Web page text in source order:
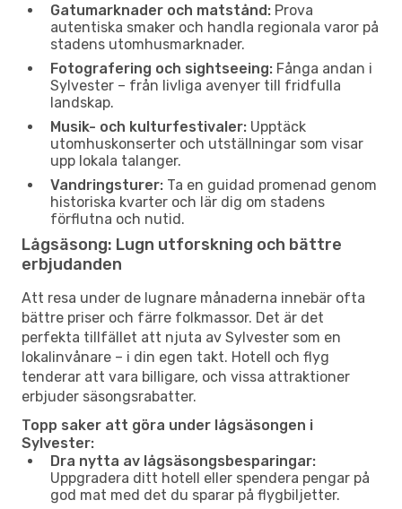
Gatumarknader och matstånd: Prova
autentiska smaker och handla regionala varor på
stadens utomhusmarknader.
Fotografering och sightseeing: Fånga andan i
Sylvester – från livliga avenyer till fridfulla
landskap.
Musik- och kulturfestivaler: Upptäck
utomhuskonserter och utställningar som visar
upp lokala talanger.
Vandringsturer: Ta en guidad promenad genom
historiska kvarter och lär dig om stadens
förflutna och nutid.
Lågsäsong: Lugn utforskning och bättre
erbjudanden
Att resa under de lugnare månaderna innebär ofta
bättre priser och färre folkmassor. Det är det
perfekta tillfället att njuta av Sylvester som en
lokalinvånare – i din egen takt. Hotell och flyg
tenderar att vara billigare, och vissa attraktioner
erbjuder säsongsrabatter.
Topp saker att göra under lågsäsongen i
Sylvester:
Dra nytta av lågsäsongsbesparingar:
Uppgradera ditt hotell eller spendera pengar på
god mat med det du sparar på flygbiljetter.